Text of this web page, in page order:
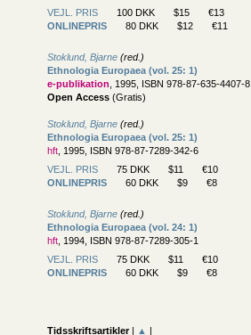
VEJL. PRIS
100 DKK $15
€13
ONLINEPRIS
80 DKK $12 €11
Stoklund, Bjarne (red.)
Ethnologia Europaea (vol. 25: 1)
e-publikation , 1995, ISBN 978-87-635-4407-8
Open Access (Gratis)
Stoklund, Bjarne (red.)
Ethnologia Europaea (vol. 25: 1)
hft , 1995, ISBN 978-87-7289-342-6
VEJL. PRIS
75 DKK $11
€10
ONLINEPRIS
60 DKK $9 €8
Stoklund, Bjarne (red.)
Ethnologia Europaea (vol. 24: 1)
hft , 1994, ISBN 978-87-7289-305-1
VEJL. PRIS
75 DKK $11
€10
ONLINEPRIS
60 DKK $9 €8
Tidsskriftsartikler| ▲ |